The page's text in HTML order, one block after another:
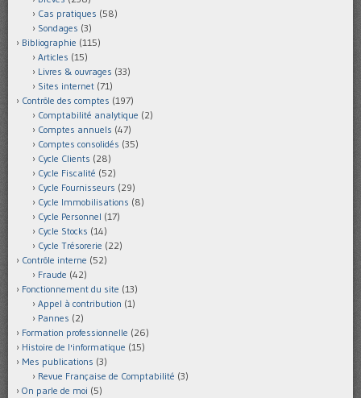
Cas pratiques (58)
Sondages (3)
Bibliographie (115)
Articles (15)
Livres & ouvrages (33)
Sites internet (71)
Contrôle des comptes (197)
Comptabilité analytique (2)
Comptes annuels (47)
Comptes consolidés (35)
Cycle Clients (28)
Cycle Fiscalité (52)
Cycle Fournisseurs (29)
Cycle Immobilisations (8)
Cycle Personnel (17)
Cycle Stocks (14)
Cycle Trésorerie (22)
Contrôle interne (52)
Fraude (42)
Fonctionnement du site (13)
Appel à contribution (1)
Pannes (2)
Formation professionnelle (26)
Histoire de l'informatique (15)
Mes publications (3)
Revue Française de Comptabilité (3)
On parle de moi (5)